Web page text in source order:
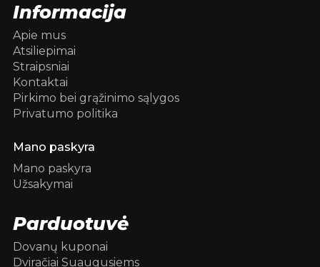
Informacija
Apie mus
Atsiliepimai
Straipsniai
Kontaktai
Pirkimo bei grąžinimo sąlygos
Privatumo politika
Mano paskyra
Mano paskyra
Užsakymai
Parduotuvė
Dovanų kuponai
Dviračiai Suaugusiems